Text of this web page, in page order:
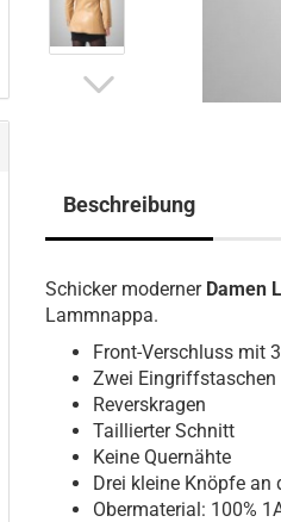
Beschreibung
Schicker moderner Damen
Lammnappa.
Front-Verschluss mit
Zwei Eingriffstaschen
Reverskragen
Taillierter Schnitt
Keine Quernähte
Drei kleine Knöpfe an
Obermaterial: 100%